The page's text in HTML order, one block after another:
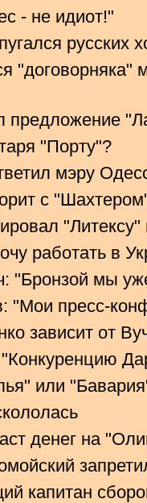
- не идиот!"
русских
предложение
"Порту"?
мэру
с
работать в
"Бронзой мы
"Мои пресс-
зависит от
или
денег на
капитан